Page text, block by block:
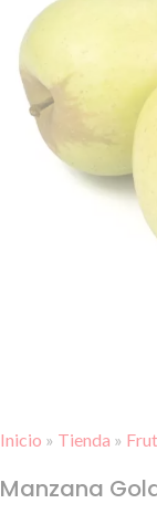
Inicio » Tienda »
Manzana